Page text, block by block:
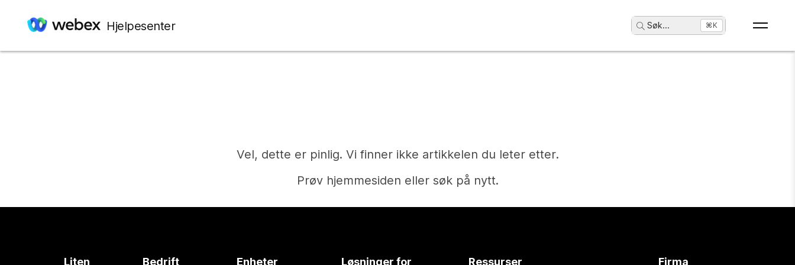
Hjelpesenter Søk... ⌘K
Vel, dette er pinlig. Vi finner ikke artikkelen du leter etter.
Prøv hjemmesiden eller søk på nytt.
Liten Bedrift Enheter Løsninger for Ressurser Firma